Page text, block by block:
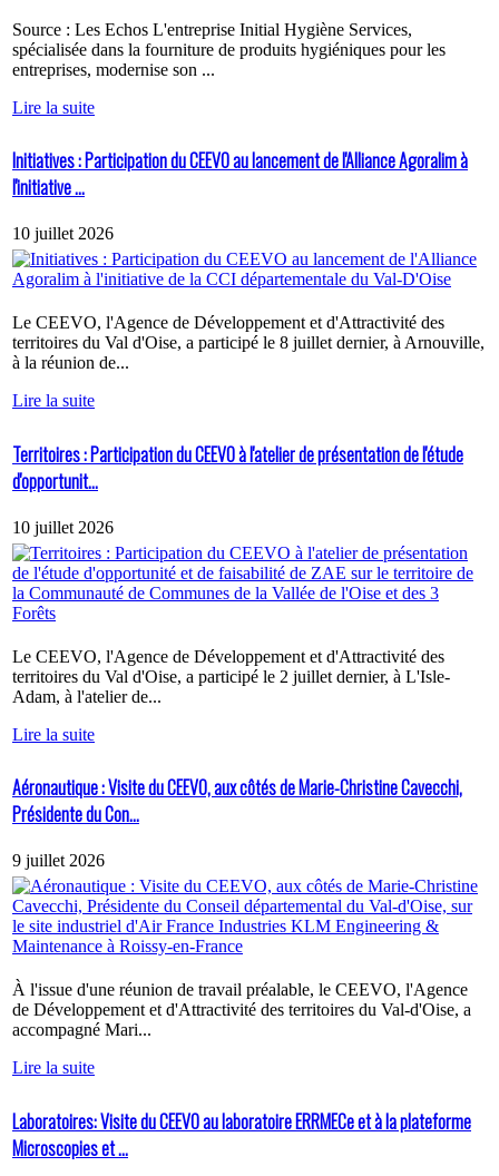
Source : Les Echos L'entreprise Initial Hygiène Services,
spécialisée dans la fourniture de produits hygiéniques pour les
entreprises, modernise son ...
Lire la suite
Initiatives : Participation du CEEVO au lancement de l'Alliance Agoralim à
l'initiative ...
10 juillet 2026
Le CEEVO, l'Agence de Développement et d'Attractivité des
territoires du Val d'Oise, a participé le 8 juillet dernier, à Arnouville,
à la réunion de...
Lire la suite
Territoires : Participation du CEEVO à l'atelier de présentation de l'étude
d'opportunit...
10 juillet 2026
Le CEEVO, l'Agence de Développement et d'Attractivité des
territoires du Val d'Oise, a participé le 2 juillet dernier, à L'Isle-
Adam, à l'atelier de...
Lire la suite
Aéronautique : Visite du CEEVO, aux côtés de Marie-Christine Cavecchi,
Présidente du Con...
9 juillet 2026
À l'issue d'une réunion de travail préalable, le CEEVO, l'Agence
de Développement et d'Attractivité des territoires du Val-d'Oise, a
accompagné Mari...
Lire la suite
Laboratoires: Visite du CEEVO au laboratoire ERRMECe et à la plateforme
Microscopies et ...